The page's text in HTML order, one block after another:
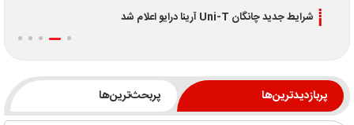
شرایط جدید چانگان Uni-T آرینا درایو اعلام شد
پربازدیدترین‌ها پربحث‌ترین‌ها